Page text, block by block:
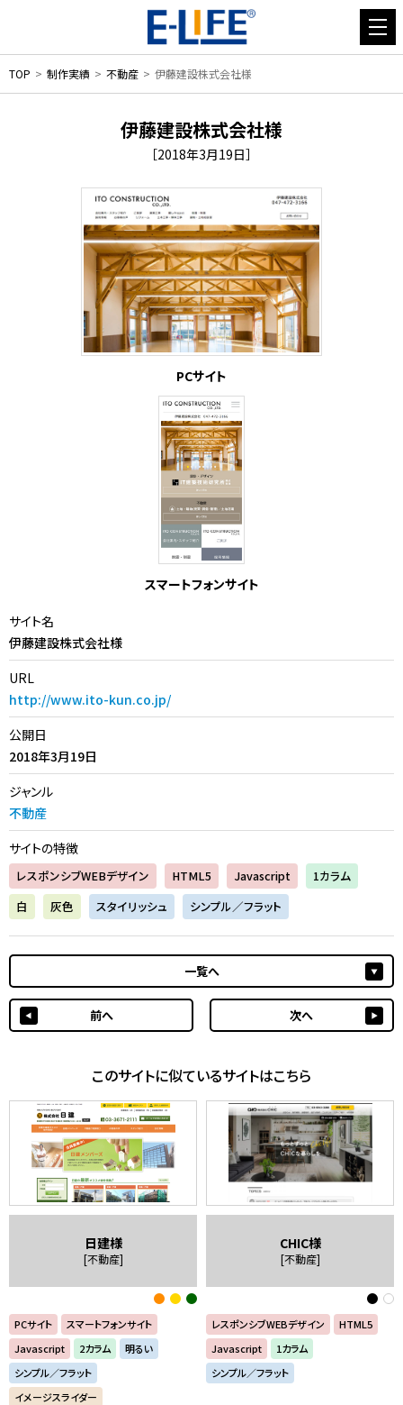
TOP 制作実績 不動産 伊藤建設株式会社様
伊藤建設株式会社様
［2018年3月19日］
PCサイト
スマートフォンサイト
サイト名
伊藤建設株式会社様
URL
http://www.ito-kun.co.jp/
公開日
2018年3月19日
ジャンル
不動産
サイトの特徴
レスポンシブWEBデザイン HTML5 Javascript
1カラム
白
灰色 スタイリッシュ シンプル／フラット
前へ
一覧へ
次へ
このサイトに似ているサイトはこちら
日建様
[不動産]
PCサイト
スマートフォンサイト
Javascript
2カラム
明るい
シンプル／フラット
イメージスライダー
CHIC様
[不動産]
レスポンシブWEBデザイン
HTML5
Javascript
1カラム
シンプル／フラット